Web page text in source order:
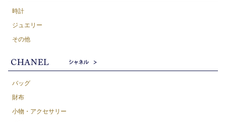
時計
ジュエリー
その他
バッグ
財布
小物・アクセサリー